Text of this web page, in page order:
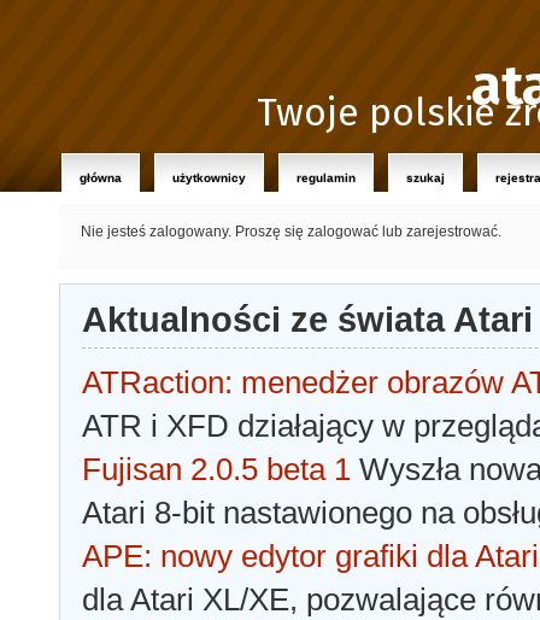
Twoje polskie
główna użytkownicy regulamin szukaj
Nie jesteś zalogowany. Proszę się zalogować lub zarejestrować.
Aktualności ze świata Atari
ATRaction: menedżer obrazów
ATR i XFD działający w
Fujisan 2.0.5 beta 1 Wyszła
Atari 8-bit nastawionego na
APE: nowy edytor grafiki dla Atari
dla Atari XL/XE, pozwalające